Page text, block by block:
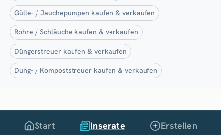
Gülle- / Jauchepumpen kaufen & verkaufen
Rohre / Schläuche kaufen & verkaufen
Düngerstreuer kaufen & verkaufen
Dung- / Kompoststreuer kaufen & verkaufen
Start Inserate Erstellen